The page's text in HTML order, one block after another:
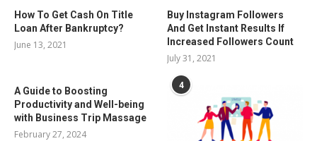
How To Get Cash On Title
Loan After Bankruptcy?
June 13, 2021
Buy Instagram Followers
And Get Instant Results If
Increased Followers Count
July 31, 2021
A Guide to Boosting
Productivity and Well-being
with Business Trip Massage
February 27, 2024
4